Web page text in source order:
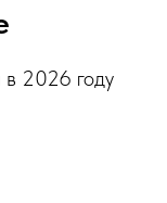
2026 году